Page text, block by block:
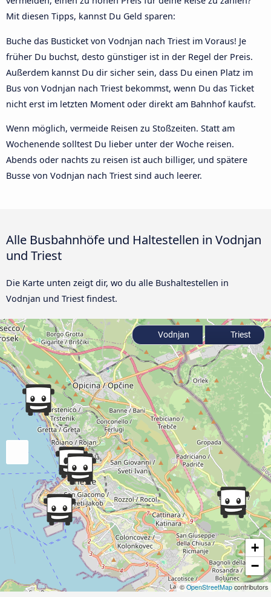
Mit diesen Tipps, kannst Du Geld sparen:
Buche das Busticket von Vodnjan nach Triest im Voraus! Je
früher Du buchst, desto günstiger ist in der Regel der Preis.
Außerdem kannst Du dir sicher sein, dass Du einen Platz im
Bus von Vodnjan nach Triest bekommst, wenn Du das Ticket
nicht erst im letzten Moment oder direkt am Bahnhof kaufst.
Wenn möglich, vermeide Reisen zu Stoßzeiten. Statt am
Wochenende solltest Du lieber unter der Woche reisen.
Abends oder nachts zu reisen ist auch billiger, und spätere
Busse von Vodnjan nach Triest sind auch leerer.
Alle Busbahnhöfe und Haltestellen in Vodnjan
und Triest
Die Karte unten zeigt dir, wo du alle Bushaltestellen in
Vodnjan und Triest findest.
+
−
©OpenStreetMap contributors
Vodnjan Triest